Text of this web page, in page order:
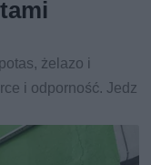
żelazo i
i odporność. Jedz